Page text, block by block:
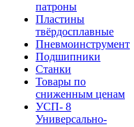
патроны
Пластины
твёрдосплавные
Пневмоинструмент
Подшипники
Станки
Товары по
сниженным ценам
УСП- 8
Универсально-